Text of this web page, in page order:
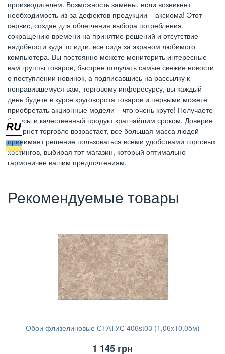
производителем. Возможность замены, если возникнет
необходимость из-за дефектов продукции – аксиома! Этот
сервис, создан для облегчения выбора потребления,
сокращению времени на принятие решений и отсутствие
надобности куда то идти, все сидя за экраном любимого
компьютера. Вы постоянно можете мониторить интересные
вам группы товаров, быстрее получать самые свежие новости
о поступлении новинок, а подписавшись на рассылку к
понравившемуся вам, торговому инфоресурсу, вы каждый
день будете в курсе круговорота товаров и первыми можете
приобретать акционные модели – что очень круто! Получаете
бонусы и качественный продукт кратчайшим сроком. Доверие
интернет торговле возрастает, все большая масса людей
принимает решение пользоваться всеми удобствами торговых
хостингов, выбирая тот магазин, который оптимально
гармоничен вашим предпочтениям.
Рекомендуемые товары
Обои флизелиновые СТАТУС 406st03 (1,06х10,05м)
1 145 грн